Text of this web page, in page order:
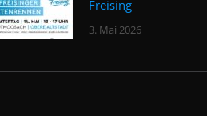
Freising
3. Mai 2026